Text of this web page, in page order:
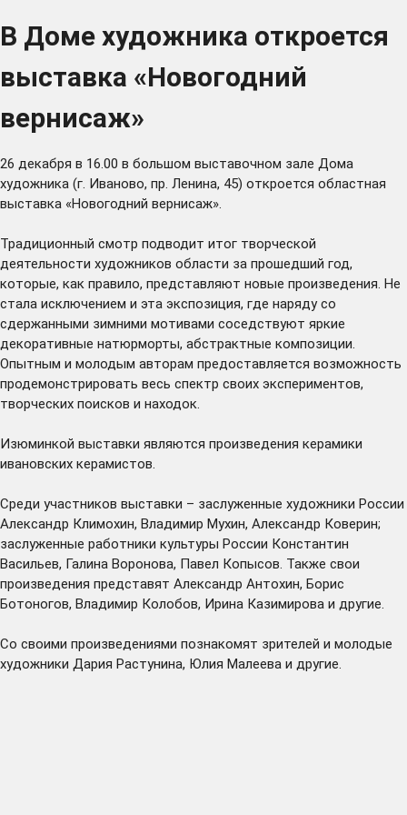
В Доме художника откроется
выставка «Новогодний
вернисаж»
26 декабря в 16.00 в большом выставочном зале Дома
художника (г. Иваново, пр. Ленина, 45) откроется областная
выставка «Новогодний вернисаж».
Традиционный смотр подводит итог творческой
деятельности художников области за прошедший год,
которые, как правило, представляют новые произведения. Не
стала исключением и эта экспозиция, где наряду со
сдержанными зимними мотивами соседствуют яркие
декоративные натюрморты, абстрактные композиции.
Опытным и молодым авторам предоставляется возможность
продемонстрировать весь спектр своих экспериментов,
творческих поисков и находок.
Изюминкой выставки являются произведения керамики
ивановских керамистов.
Среди участников выставки – заслуженные художники России
Александр Климохин, Владимир Мухин, Александр Коверин;
заслуженные работники культуры России Константин
Васильев, Галина Воронова, Павел Копысов. Также свои
произведения представят Александр Антохин, Борис
Ботоногов, Владимир Колобов, Ирина Казимирова и другие.
Со своими произведениями познакомят зрителей и молодые
художники Дария Растунина, Юлия Малеева и другие.